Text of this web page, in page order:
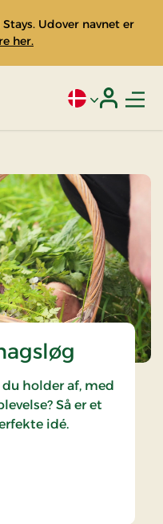
Udover navnet er
her.
Aktivt sprog:
holder af, med
Så er et
idé.